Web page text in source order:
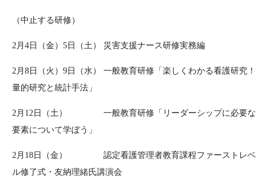
（中止する研修）
2月4日（金）5日（土） 災害支援ナース研修実務編
2月8日（火）9日（水） 一般教育研修「楽しくわかる看護研究！
量的研究と統計手法」
2月12日（土） 一般教育研修「リーダーシップに必要な
要素について学ぼう」
2月18日（金） 認定看護管理者教育課程ファーストレベ
ル修了式・友納理緒氏講演会